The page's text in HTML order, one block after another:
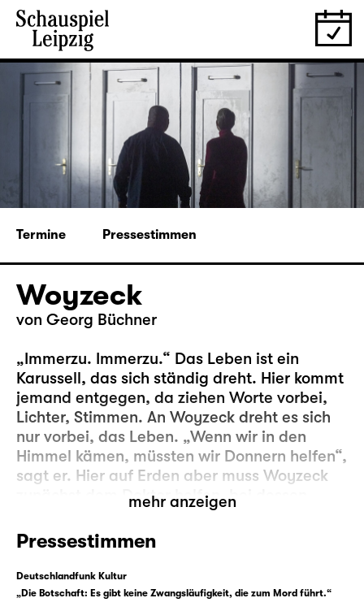
Termine Pressestimmen
Woyzeck
von Georg Büchner
„Immerzu. Immerzu.“ Das Leben ist ein
Karussell, das sich ständig dreht. Hier kommt
jemand entgegen, da ziehen Worte vorbei,
Lichter, Stimmen. An Woyzeck dreht es sich
nur vorbei, das Leben. „Wenn wir in den
Himmel kämen, müssten wir Donnern helfen“,
sagt er. Hier auf Erden aber muss Woyzeck
zunächst dem Doktor helfen, bei dessen
medizinischen Experimenten. Jeden Morgen
muss er zum Hauptmann und ihm zu Hilfe
sein. Er muss in die Kaserne. Und dann gibt
es noch Marie, die er liebt und mit der er ein
Kind hat. Auch dort sollte er helfen. Mehr, als
mehr anzeigen
Pressestimmen
Deutschlandfunk Kultur
„Die Botschaft: Es gibt keine Zwangsläufigkeit, die zum Mord führt.“